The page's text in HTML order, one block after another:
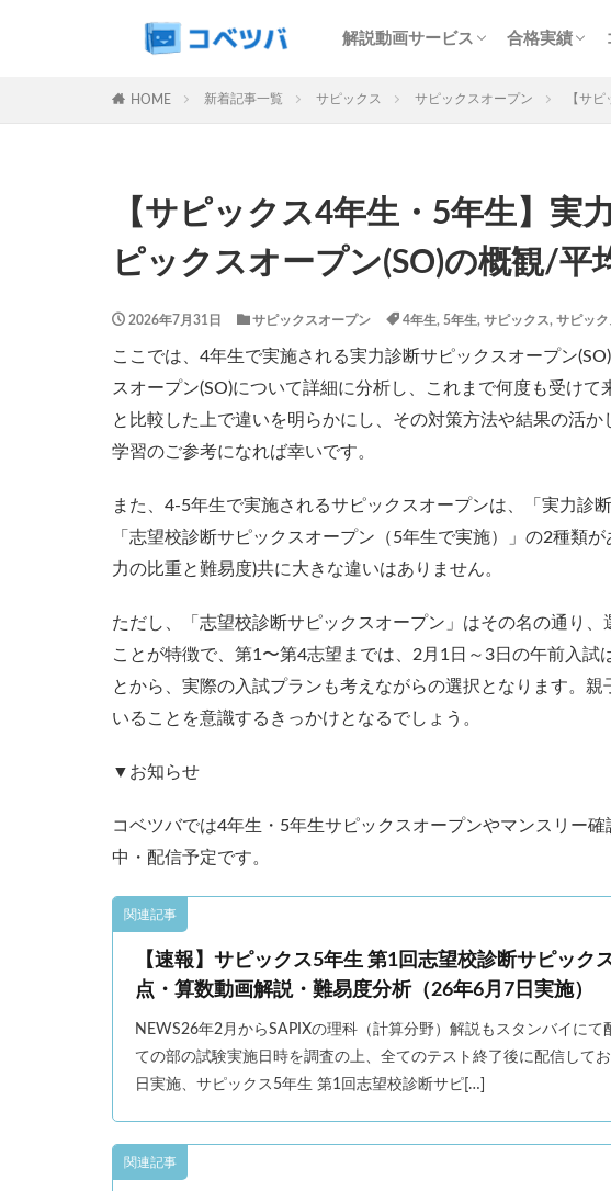
解説動画サービス 合格実績
HOME 新着記事一覧 サピックス サピックスオープン 【サ
【サピックス4年生・5年生】実
ピックスオープン(SO)の概観/
2026年7月31日 サピックスオープン 4年生, 5年生, サピックス, サピッ
ここでは、4年生で実施される実力診断サピックスオープン
スオープン(SO)について詳細に分析し、これまで何度も受け
と比較した上で違いを明らかにし、その対策方法や結果の活
学習のご参考になれば幸いです。
また、4-5年生で実施されるサピックスオープンは、「実力診
「志望校診断サピックスオープン（5年生で実施）」の2種類
力の比重と難易度)共に大きな違いはありません。
ただし、「志望校診断サピックスオープン」はその名の通り
ことが特徴で、第1〜第4志望までは、2月1日～3日の午前入試
とから、実際の入試プランも考えながらの選択となります。
いることを意識するきっかけとなるでしょう。
▼お知らせ
コベツバでは4年生・5年生サピックスオープンやマンスリー
中・配信予定です。
関連記事
【速報】サピックス5年生 第1回志望校診断サピック
点・算数動画解説・難易度分析（26年6月7日実施）
NEWS26年2月からSAPIXの理科（計算分野）解説もスタンバイに
ての部の試験実施日時を調査の上、全てのテスト終了後に配信して
日実施、サピックス5年生 第1回志望校診断サピ[…]
関連記事
カテゴリー
タグ
算数 理科 3年生 後期
解体新書 保存版 学習法記事
各No(ナンバー)についての話 ケ
SAPIX組分けテスト サピックス
四谷大塚週テスト 四谷大塚公開